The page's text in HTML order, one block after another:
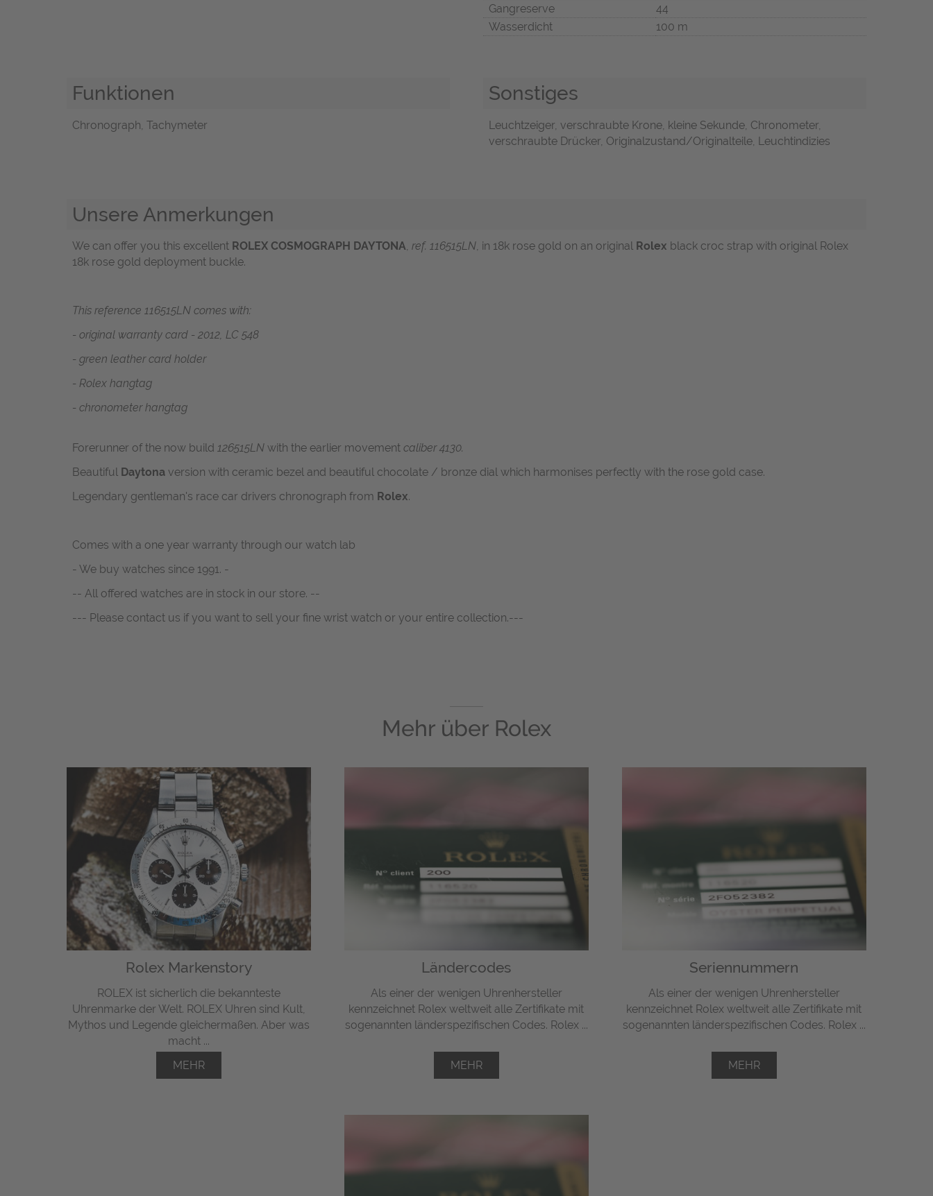
Gangreserve
44
Wasserdicht
100 m
Funktionen
Chronograph, Tachymeter
Sonstiges
Leuchtzeiger, verschraubte Krone, kleine Sekunde, Chronometer,
verschraubte Drücker, Originalzustand/Originalteile, Leuchtindizies
Unsere Anmerkungen
We can offer you this excellent ROLEX COSMOGRAPH DAYTONA, ref. 116515LN, in 18k rose gold on an original Rolex black croc strap with original Rolex
18k rose gold deployment buckle.
This reference 116515LN comes with:
- original warranty card - 2012, LC 548
- green leather card holder
- Rolex hangtag
- chronometer hangtag
Forerunner of the now build 126515LN with the earlier movement caliber 4130.
Beautiful Daytona version with ceramic bezel and beautiful chocolate / bronze dial which harmonises perfectly with the rose gold case.
Legendary gentleman's race car drivers chronograph from Rolex.
Comes with a one year warranty through our watch lab
- We buy watches since 1991. -
-- All offered watches are in stock in our store. --
--- Please contact us if you want to sell your fine wrist watch or your entire collection.---
Mehr über Rolex
Rolex Markenstory
ROLEX ist sicherlich die bekannteste
Uhrenmarke der Welt. ROLEX Uhren sind Kult,
Mythos und Legende gleichermaßen. Aber was
macht ...
MEHR
Ländercodes
Als einer der wenigen Uhrenhersteller
kennzeichnet Rolex weltweit alle Zertifikate mit
sogenannten länderspezifischen Codes. Rolex ...
MEHR
Seriennummern
Als einer der wenigen Uhrenhersteller
kennzeichnet Rolex weltweit alle Zertifikate mit
sogenannten länderspezifischen Codes. Rolex ...
MEHR